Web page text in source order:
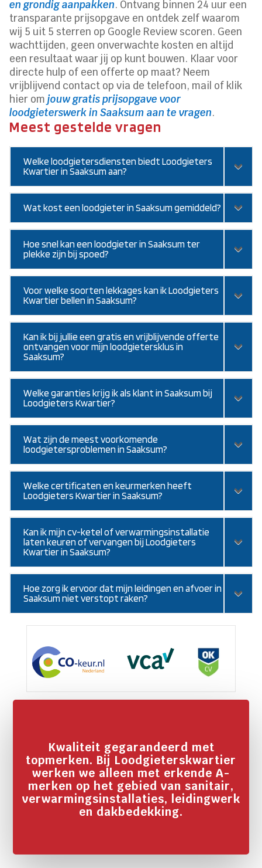
en grondig aanpakken. Ontvang binnen 24 uur een
transparante prijsopgave en ontdek zelf waarom
wij 5 uit 5 sterren op Google Review scoren. Geen
wachttijden, geen onverwachte kosten en altijd
een resultaat waar jij op kunt bouwen. Klaar voor
directe hulp of een offerte op maat? Neem
vrijblijvend contact op via de telefoon, mail of klik
hier omjouw gratis prijsopgave voor
loodgieterswerk in Saaksum aan te vragen.
Meest gestelde vragen
Welke loodgietersdiensten biedt Loodgieters
Kwartier in Saaksum aan?
Wat kost een loodgieter in Saaksum gemiddeld?
Hoe snel kan een loodgieter in Saaksum ter
plekke zijn bij spoed?
Voor welke soorten lekkages kan ik Loodgieters
Kwartier bellen in Saaksum?
Kan ik bij jullie een gratis en vrijblijvende offerte
ontvangen voor mijn loodgietersklus in
Saaksum?
Welke garanties krijg ik als klant in Saaksum bij
Loodgieters Kwartier?
Wat zijn de meest voorkomende
loodgietersproblemen in Saaksum?
Welke certificaten en keurmerken heeft
Loodgieters Kwartier in Saaksum?
Kan ik mijn cv-ketel of verwarmingsinstallatie
laten keuren of vervangen bij Loodgieters
Kwartier in Saaksum?
Hoe zorg ik ervoor dat mijn leidingen en afvoer in
Saaksum niet verstopt raken?
Kwaliteit gegarandeerd met
topmerken. Bij Loodgieterskwartier
werken we alleen met erkende A-
merken op het gebied van sanitair,
verwarmingsinstallaties, leidingwerk
en dakbedekking.